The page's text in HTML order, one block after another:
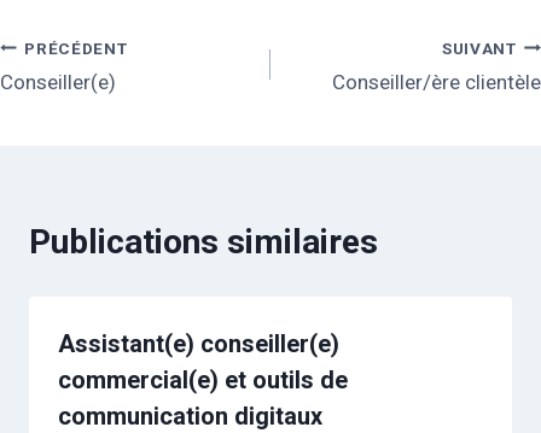
PRÉCÉDENT
Conseiller(e)
SUIVANT
Conseiller/ère clientèle
Publications similaires
Assistant(e) conseiller(e)
commercial(e) et outils de
communication digitaux